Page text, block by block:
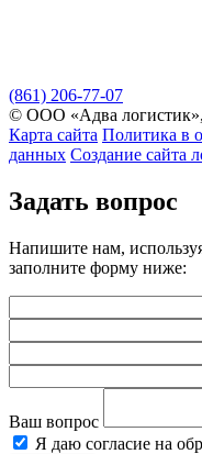
(861) 206-77-07
© ООО «Адва
Карта сайта Политика в
данных Создание сайта
Задать вопрос
Напишите нам,
заполните форму ниже:
Ваш вопрос
Я даю согласие на